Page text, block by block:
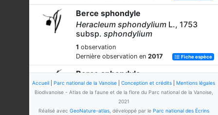
Berce sphondyle
Heracleum sphondylium L., 1753
subsp. sphondylium
1 observation
Dernière observation en 2017 Fiche espèce
Berce sphondyle
Heracleum sphondyliumL., 1753
observations
Dernière observation en2026 Fiche espèce
Accueil Parc national de la Vanoise Conception et crédits
Mentions légales
Biodivanoise - Atlas de la faune et de la flore du Parc national de la Vanoise,
2021
Réalisé avec GeoNature-atlas, développé par le Parc national des Écrins